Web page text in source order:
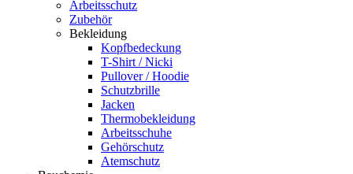
Arbeitsschutz
Zubehör
Bekleidung
Kopfbedeckung
T-Shirt / Nicki
Pullover / Hoodie
Schutzbrille
Jacken
Thermobekleidung
Arbeitsschuhe
Gehörschutz
Atemschutz